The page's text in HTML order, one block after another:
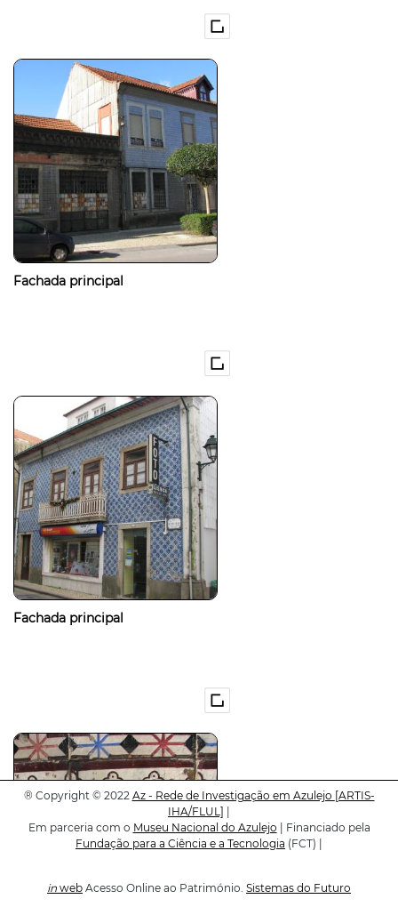
Fachada principal
Fachada principal
® Copyright © 2022 Az - Rede de Investigação em Azulejo [ARTIS-
IHA/FLUL]
Em parceria com o Museu Nacional do Azulejo | Financiado pela
Fundação para a Ciência e a Tecnologia (FCT) |
in web Acesso Online ao Património. Sistemas do Futuro